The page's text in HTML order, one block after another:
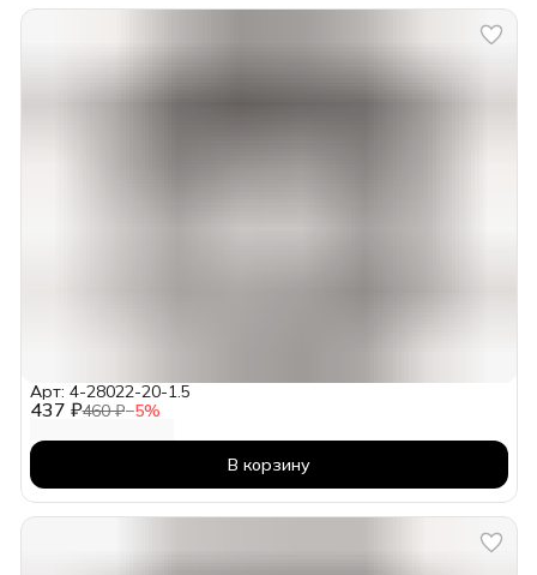
437 ₽460 ₽−5%
Арт: 4-28022-20-1.5
В корзину